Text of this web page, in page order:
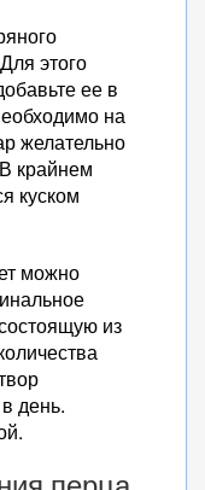
этого
ее в
на
желательно
крайнем
куском
можно
из
день.